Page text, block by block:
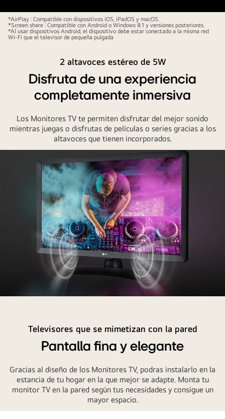
*AirPlay : Compatible con dispositivos iOS, iPadOS y macOS.
*Screen share : Compatible con Android o Windows 8.1 y versiones posteriores.
*Al usar dispositivos Android, el dispositivo debe estar conectado a la misma red
Wi-Fi que el televisor de pequeña pulgada
2 altavoces estéreo de 5W
Disfruta de una experiencia
completamente inmersiva
Los Monitores TV te permiten disfrutar del mejor sonido
mientras juegas o disfrutas de películas o series gracias a los
altavoces que tienen incorporados.
inmersiva
altavoces
integrados
x
Televisores que se mimetizan con la pared
Pantalla fina y elegante
Gracias al diseño de los Monitores TV, podras instalarlo en la
estancia de tu hogar en la que mejor se adapte. Monta tu
monitor TV en la pared según tus necesidades y consigue un
mayor espacio.